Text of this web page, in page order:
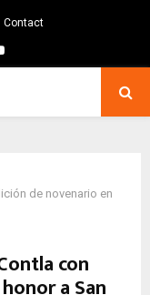
Contact
Youtube
de novenario en
con
a San